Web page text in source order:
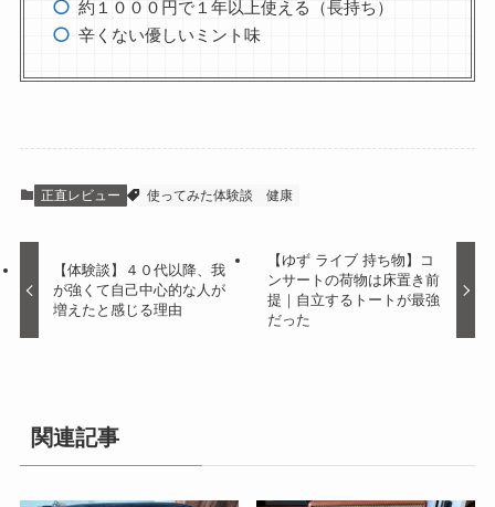
約１０００円で１年以上使える（長持ち）
辛くない優しいミント味
正直レビュー 使ってみた体験談 健康
【体験談】４０代以降、我
が強くて自己中心的な人が
増えたと感じる理由
【ゆず ライブ 持ち物】コ
ンサートの荷物は床置き前
提｜自立するトートが最強
だった
関連記事